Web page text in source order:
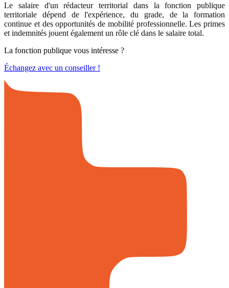
Le salaire d'un rédacteur territorial dans la fonction publique
territoriale dépend de l'expérience, du grade, de la formation
continue et des opportunités de mobilité professionnelle. Les primes
et indemnités jouent également un rôle clé dans le salaire total.
La fonction publique vous intéresse ?
Échangez avec un conseiller !